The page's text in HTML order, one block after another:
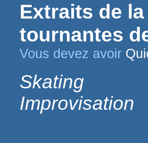
Extraits de
tournantes
Vous devez avoir
Skating
Improvisation